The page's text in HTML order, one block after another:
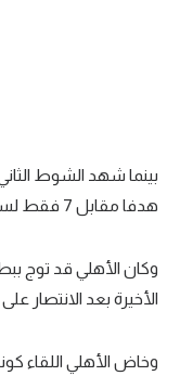
هدفا مقابل 7 فقط لسبورتنج.
وكان الأهلي قد توج
الأخيرة بعد الانتصار على
وخاض الأهلي اللقاء